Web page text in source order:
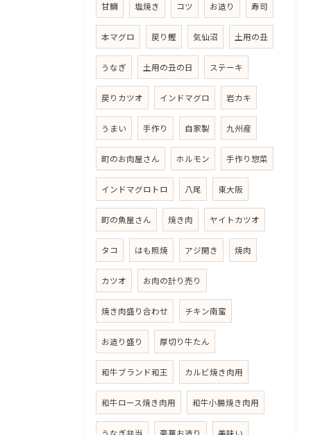
甘鯛 塩焼き コツ お造り 寿司
本マグロ 戻り鰹 気仙沼 土用の丑
うなぎ 土用の丑の日 ステーキ
戻りカツオ インドマグロ 岩カキ
うまい 手作り 自家製 九州産
町のお肉屋さん ホルモン 手作り惣菜
インドマグロトロ 八尾 東大阪
町の魚屋さん 焼き肉 ヤイトカツオ
タコ はも照焼 アジ開き 焼肉
カツオ お肉の計り売り
焼き肉盛り合わせ チキン南蛮
お造り盛り 厚切り牛たん
和牛ブランド和王 カルビ焼き肉用
和牛ロース焼き肉用 和牛小腸焼き肉用